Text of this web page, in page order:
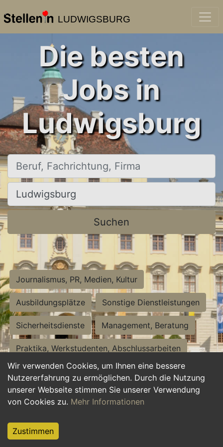
LUDWIGSBURG
Wir verwenden Cookies, um Ihnen eine bessere
Nutzererfahrung zu ermöglichen. Durch die Nutzung
unserer Webseite stimmen Sie unserer Verwendung
von Cookies zu. Mehr Informationen
Zustimmen
Die besten
Jobs in
Ludwigsburg
Beruf, Fachrichtung, Firma
Ort, Stadt
Suchen
Journalismus, PR, Medien, Kultur
Ausbildungsplätze Sonstige Dienstleistungen
Sicherheitsdienste Management, Beratung
Praktika, Werkstudenten, Abschlussarbeiten
Personalwesen Assistenz, Sekretariat
Hilfskräfte, Aushilfs- und Nebenjobs
Weiterbildung, Studium, duale Ausbildung